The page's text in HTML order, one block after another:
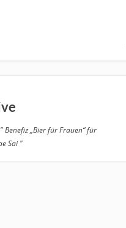
Benefiz „Bier für Frauen“ für
Sai "